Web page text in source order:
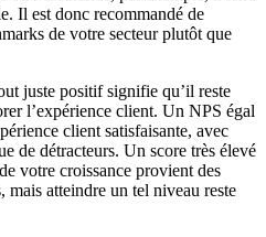
Il est donc recommandé de
de votre secteur plutôt que
juste positif signifie qu’il reste
l’expérience client. Un NPS égal
client satisfaisante, avec
de détracteurs. Un score très élevé
votre croissance provient des
mais atteindre un tel niveau reste